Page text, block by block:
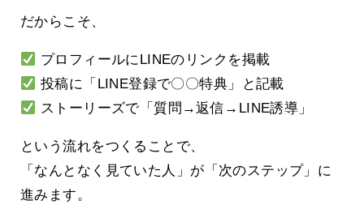
だからこそ、
プロフィールにLINEのリンクを掲載
投稿に「LINE登録で〇〇特典」と記載
ストーリーズで「質問→返信→LINE誘導」
という流れをつくることで、
「なんとなく見ていた人」が「次のステップ」に
進みます。